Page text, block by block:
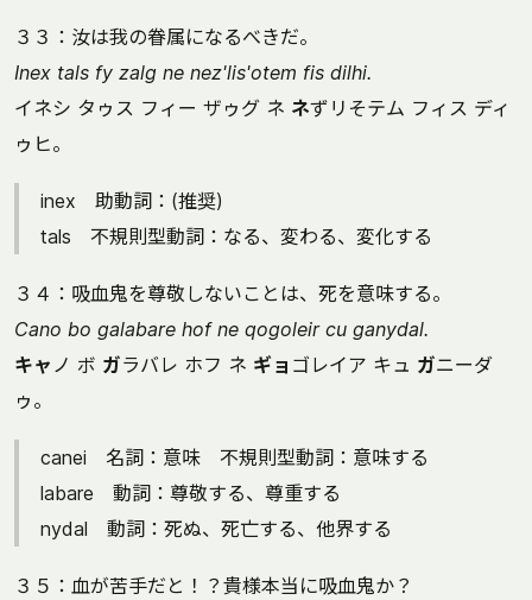
３３：汝は我の眷属になるべきだ。
Inex tals fy zalg ne nez'lis'otem fis dilhi.
イネシ タゥス フィー ザゥグ ネ ネずリそテム フィス ディ
ゥヒ。
inex 助動詞：(推奨)
tals 不規則型動詞：なる、変わる、変化する
３４：吸血鬼を尊敬しないことは、死を意味する。
Cano bo galabare hof ne qogoleir cu ganydal.
キャ ノ ボ ガラバレ ホフ ネ ギョ ゴレイア キュ ガニーダ
ゥ。
canei 名詞：意味 不規則型動詞：意味する
labare 動詞：尊敬する、尊重する
nydal 動詞：死ぬ、死亡する、他界する
３５：血が苦手だと！？貴様本当に吸血鬼か？